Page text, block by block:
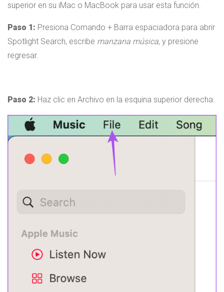
superior en su iMac o MacBook para usar esta función.
Paso 1: Presiona Comando + Barra espaciadora para abrir
Spotlight Search, escribe manzana música, y presione
regresar.
Paso 2: Haz clic en Archivo en la esquina superior derecha.